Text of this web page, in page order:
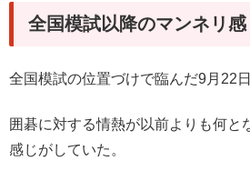
全国模試以降のマンネリ感
全国模試の位置づけで臨んだ9月22
囲碁に対する情熱が以前よりも何と
感じがしていた。